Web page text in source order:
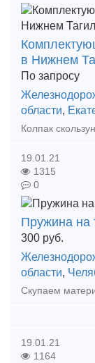
в Нижнем
По запросу
области,
19.01.21
1315
0
Пружина на
300 руб.
области,
19.01.21
1164